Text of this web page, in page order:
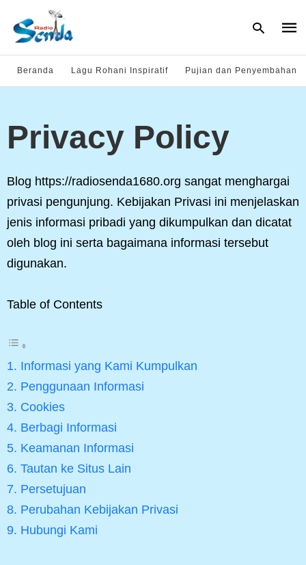
Beranda Lagu Rohani Inspiratif Pujian dan Penyembahan
Privacy Policy
Blog https://radiosenda1680.org sangat menghargai
privasi pengunjung. Kebijakan Privasi ini menjelaskan
jenis informasi pribadi yang dikumpulkan dan dicatat
oleh blog ini serta bagaimana informasi tersebut
digunakan.
Table of Contents
1. Informasi yang Kami Kumpulkan
2. Penggunaan Informasi
3. Cookies
4. Berbagi Informasi
5. Keamanan Informasi
6. Tautan ke Situs Lain
7. Persetujuan
8. Perubahan Kebijakan Privasi
9. Hubungi Kami